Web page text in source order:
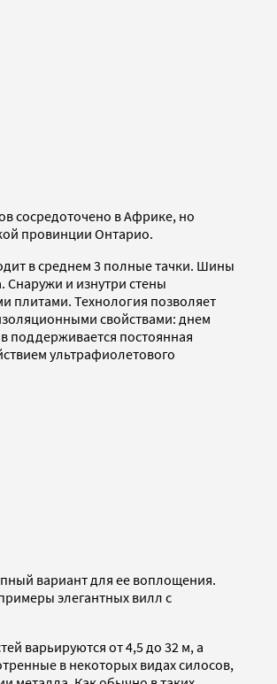
сосредоточено в Африке, но
провинции Онтарио.
в среднем 3 полные тачки. Шины
Снаружи и изнутри стены
плитами. Технология позволяет
свойствами: днем
поддерживается постоянная
ультрафиолетового
вариант для ее воплощения.
элегантных вилл с
варьируются от 4,5 до 32 м, а
в некоторых видах силосов,